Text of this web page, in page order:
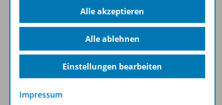
Zum Newsletter anmelden
Folgen Sie uns auf Social Media
Alle akzeptieren
Alle ablehnen
Einstellungen bearbeiten
Impressum